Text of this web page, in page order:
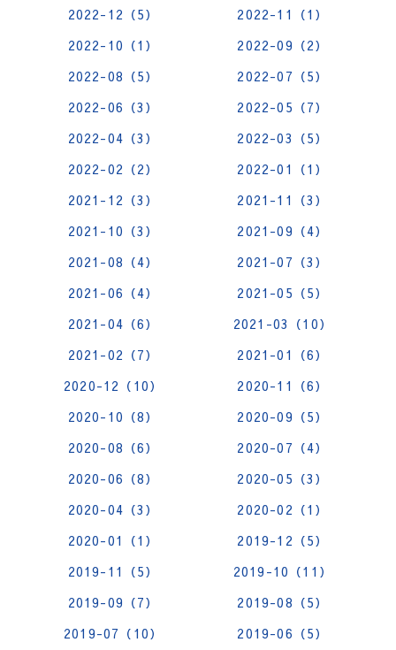
2022-12（5）
2022-11（1）
2022-10（1）
2022-09（2）
2022-08（5）
2022-07（5）
2022-06（3）
2022-05（7）
2022-04（3）
2022-03（5）
2022-02（2）
2022-01（1）
2021-12（3）
2021-11（3）
2021-10（3）
2021-09（4）
2021-08（4）
2021-07（3）
2021-06（4）
2021-05（5）
2021-04（6）
2021-03（10）
2021-02（7）
2021-01（6）
2020-12（10）
2020-11（6）
2020-10（8）
2020-09（5）
2020-08（6）
2020-07（4）
2020-06（8）
2020-05（3）
2020-04（3）
2020-02（1）
2020-01（1）
2019-12（5）
2019-11（5）
2019-10（11）
2019-09（7）
2019-08（5）
2019-07（10）
2019-06（5）